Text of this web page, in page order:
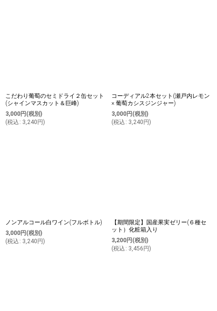
こだわり葡萄のセミドライ２缶セット
(シャインマスカット＆巨峰)
3,000円 (税別)
(税込 : 3,240 円)
コーディアル2本セット(瀬戸内レモン
× 葡萄カシスジンジャー)
3,000円 (税別)
(税込 : 3,240 円)
ノンアルコール白ワイン(フルボトル)
3,000円 (税別)
(税込 : 3,240 円)
【期間限定】国産果実ゼリー(６種セ
ット）化粧箱入り
3,200円 (税別)
(税込 : 3,456 円)